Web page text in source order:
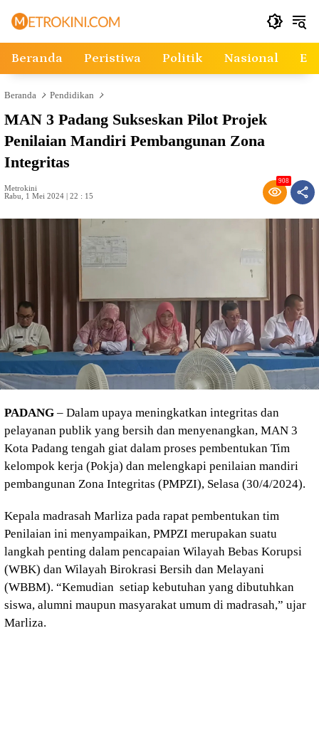
Beranda Peristiwa Politik Nasional
Beranda Pendidikan
MAN 3 Padang Sukseskan Pilot Projek
Penilaian Mandiri Pembangunan Zona
Integritas
Metrokini
Rabu, 1 Mei 2024 | 22 : 15
908
PADANG – Dalam upaya meningkatkan integritas dan
pelayanan publik yang bersih dan menyenangkan, MAN 3
Kota Padang tengah giat dalam proses pembentukan Tim
kelompok kerja (Pokja) dan melengkapi penilaian mandiri
pembangunan Zona Integritas (PMPZI), Selasa (30/4/2024).
Kepala madrasah Marliza pada rapat pembentukan tim
Penilaian ini menyampaikan, PMPZI merupakan suatu
langkah penting dalam pencapaian Wilayah Bebas Korupsi
(WBK) dan Wilayah Birokrasi Bersih dan Melayani
(WBBM). “Kemudian setiap kebutuhan yang dibutuhkan
siswa, alumni maupun masyarakat umum di madrasah,” ujar
Marliza.